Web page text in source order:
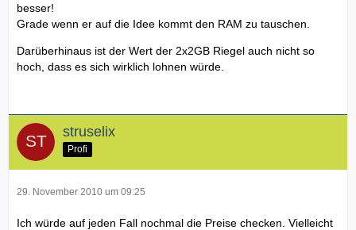
besser!
Grade wenn er auf die Idee kommt den RAM zu tauschen.
Darüberhinaus ist der Wert der 2x2GB Riegel auch nicht so
hoch, dass es sich wirklich lohnen würde.
struselix
Profi
29. November 2010 um 09:25
Ich würde auf jeden Fall nochmal die Preise checken. Vielleicht